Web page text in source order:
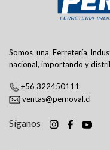
Somos una Ferretería
nacional, importando y
+56 322450111
ventas@pernoval.cl
Síganos